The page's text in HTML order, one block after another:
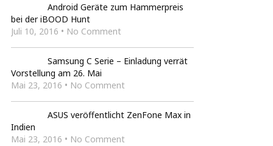
Android Geräte zum Hammerpreis
bei der iBOOD Hunt
Juli 10, 2016 • No Comment
Samsung C Serie – Einladung verrät
Vorstellung am 26. Mai
Mai 23, 2016 • No Comment
ASUS veröffentlicht ZenFone Max in
Indien
Mai 23, 2016 • No Comment